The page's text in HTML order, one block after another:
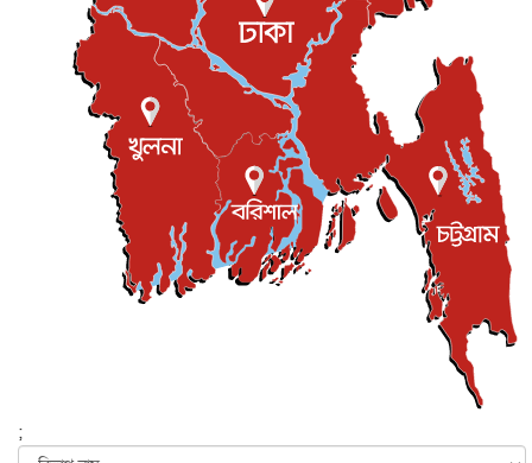
খেলাধুলা
শিল্পকলায় চলচ্চিত্র উৎসব, বিনা মূল্যে দেখা যাবে ৬ সিনেমা
বিনোদন ৮ আগস্ট, ২০২৬
ইস্ট লন্ডন মসজিদের জুমার খুতবা : “কুরআন হোক জীবন দেখার
লেন্স...
ইসলাম ও জীবন ৭ আগস্ট, ২০২৬
সিলেটের কন্যা মোহিনী রশিদ এনওয়াইপিডির উচ্চপদস্থ কর্মকর্তা
দেশজুড়ে ৬ আগস্ট, ২০২৬
আজ থেকে সবার জন্য উন্মুক্ত জুলাই স্মৃতি জাদুঘর
৬ আগস্ট, ২০২৬
৬ আগস্ট, ২০২৬
জুলাইয়ের কৃতিত্ব নেওয়ার জন্য সবাই প্রতিযোগিতায় নেমেছে :
;